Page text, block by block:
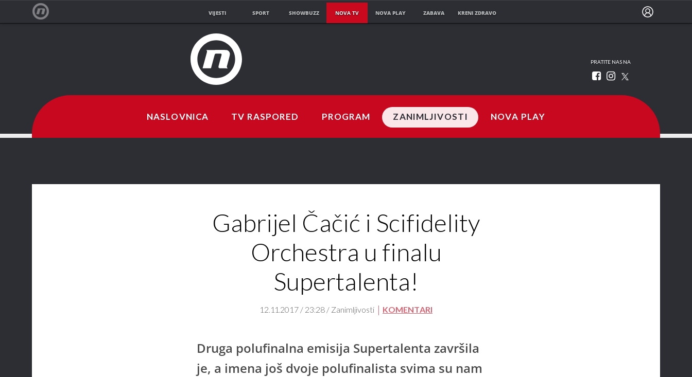
VIJESTI SPORT SHOWBUZZ NOVA TV NOVA PLAY ZABAVA KRENI ZDRAVO
PRATITE NAS NA
NASLOVNICA TV RASPORED PROGRAM ZANIMLJIVOSTI NOVA PLAY
Gabrijel Čačić i Scifidelity
Orchestra u finalu
Supertalenta!
12.11.2017 / 23:28 / Zanimljivosti KOMENTARI
Druga polufinalna emisija Supertalenta završila
je, a imena još dvoje polufinalista svima su nam